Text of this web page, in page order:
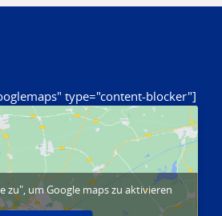
type="content-blocker"]
zu", um Google maps zu aktivieren